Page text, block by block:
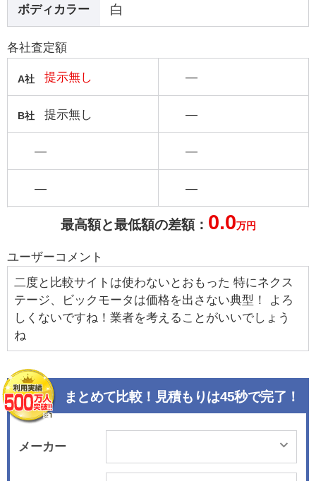
ボディカラー 白
各社査定額
A社 提示無し
B社 提示無し
―
―
―
―
―
―
最高額と最低額の差額： 0.0万円
ユーザーコメント
二度と比較サイトは使わないとおもった 特にネクス
テージ、ビックモータは価格を出さない典型！ よろ
しくないですね！業者を考えることがいいでしょう
ね
まとめて比較！見積もりは45秒で完了！
メーカー